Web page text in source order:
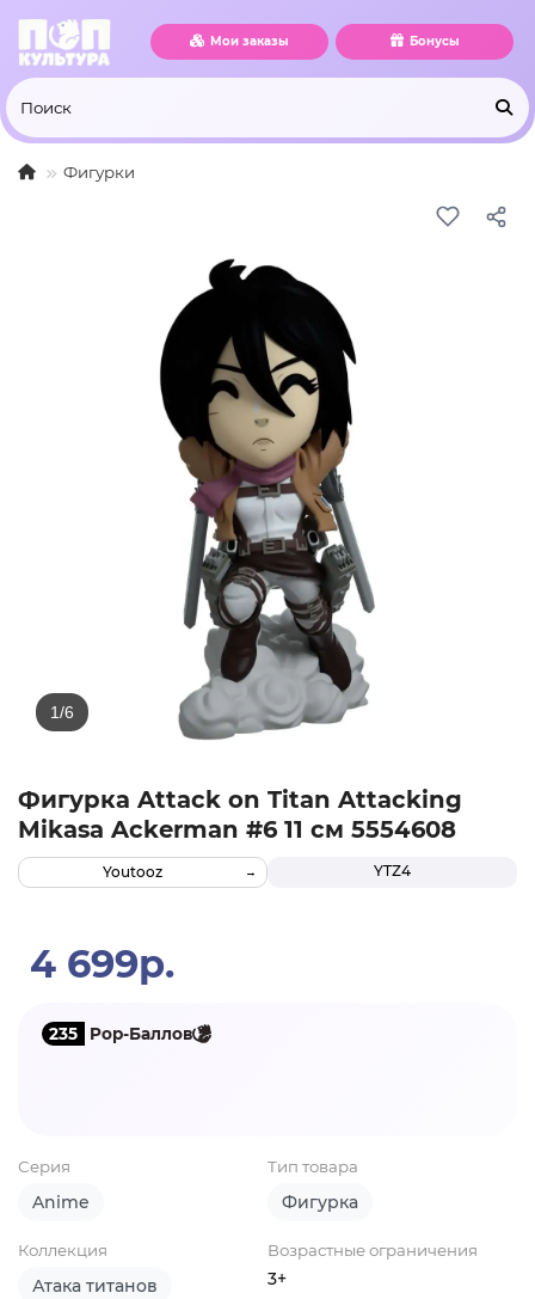
Мои заказы Бонусы
Фигурки
Фигурка Attack on Titan Attacking
Mikasa Ackerman #6 11 см 5554608
YTZ4
Youtooz
4 699р.
235 Pop-Баллов
Серия
Anime
Тип товара
Фигурка
Коллекция
Атака титанов
Возрастные ограничения
3+